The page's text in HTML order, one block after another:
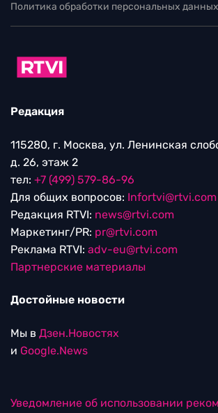
Политика обработки персональных данных
Редакция
115280, г. Москва, ул. Ленинская
д. 26, этаж 2
тел: +7 (499) 579-86-96
Для общих вопросов: Infortvi@rtvi.com
Редакция RTVI: news@rtvi.com
Маркетинг/PR: pr@rtvi.com
Реклама RTVI: adv-eu@rtvi.com
Партнерские материалы
Достойные новости
Мы в Дзен.Новостях
и Google.News
Уведомление об использовании